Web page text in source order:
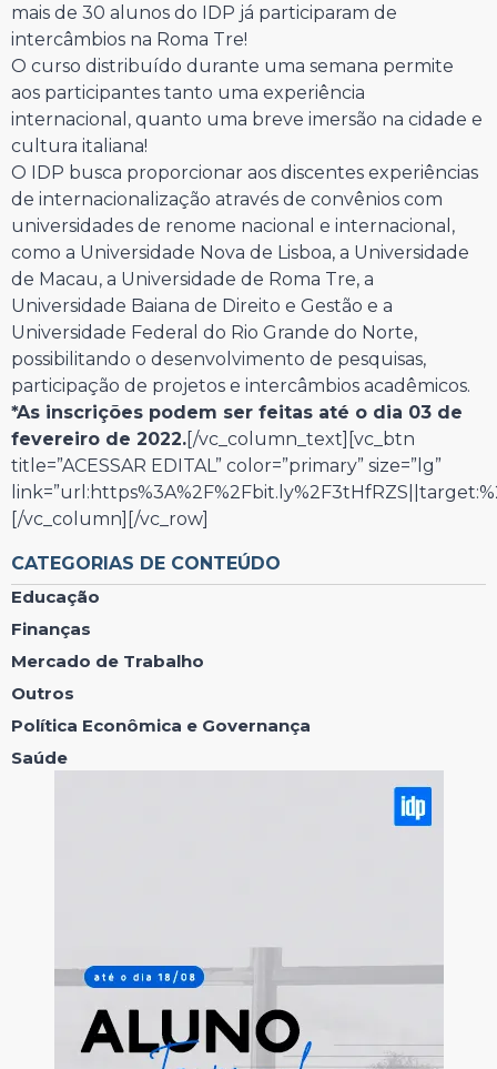
mais de 30 alunos do IDP já participaram de
intercâmbios na Roma Tre!
O curso distribuído durante uma semana permite
aos participantes tanto uma experiência
internacional, quanto uma breve imersão na cidade e
cultura italiana!
O IDP busca proporcionar aos discentes experiências
de internacionalização através de convênios com
universidades de renome nacional e internacional,
como a Universidade Nova de Lisboa, a Universidade
de Macau, a Universidade de Roma Tre, a
Universidade Baiana de Direito e Gestão e a
Universidade Federal do Rio Grande do Norte,
possibilitando o desenvolvimento de pesquisas,
participação de projetos e intercâmbios acadêmicos.
*As inscrições podem ser feitas até o dia 03 de
fevereiro de 2022.[/vc_column_text][vc_btn
title=”ACESSAR EDITAL” color=”primary” size=”lg”
[/vc_column][/vc_row]
CATEGORIAS DE CONTEÚDO
Educação
Finanças
Mercado de Trabalho
Outros
Política Econômica e Governança
Saúde